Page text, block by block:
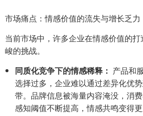
市场痛点：情感价值的流失与增长乏力
当前市场中，许多企业在情感价值的
峻的挑战。
同质化竞争下的情感稀释： 产品和
选择过多，企业难以通过差异化优
带。品牌信息被海量内容淹没，消费
感知阈值不断提高，情感共鸣变得更